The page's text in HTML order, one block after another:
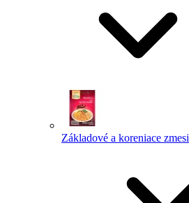
Základové a koreniace zmesi